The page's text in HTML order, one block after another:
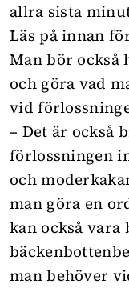
allra sista
Läs på innan
Man bör också
och göra vad
vid
– Det är också
förlossningen
och
man göra en
kan också vara
man behöver